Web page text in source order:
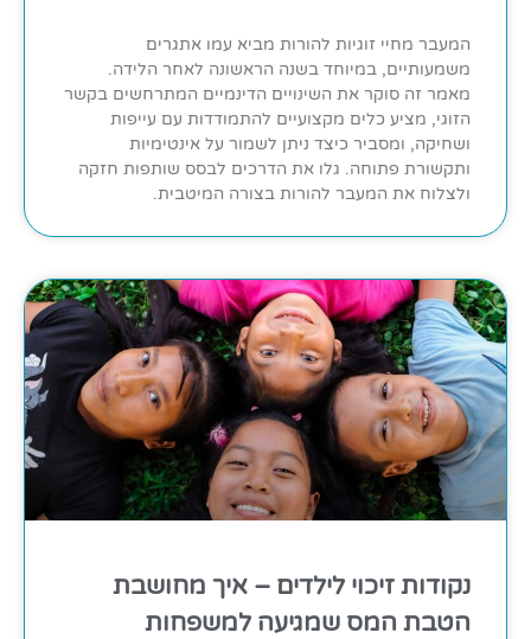
המעבר מחיי זוגיות להורות מביא עמו אתגרים
משמעותיים, במיוחד בשנה הראשונה לאחר הלידה.
מאמר זה סוקר את השינויים הדינמיים המתרחשים בקשר
הזוגי, מציע כלים מקצועיים להתמודדות עם עייפות
ושחיקה, ומסביר כיצד ניתן לשמור על אינטימיות
ותקשורת פתוחה. גלו את הדרכים לבסס שותפות חזקה
ולצלוח את המעבר להורות בצורה המיטבית.
נקודות זיכוי לילדים – איך מחושבת
הטבת המס שמגיעה למשפחות